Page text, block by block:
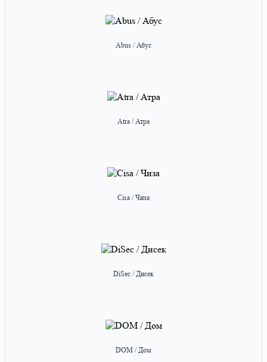
Abus / Абус
Atra / Атра
Cisa / Чиза
DiSec / Дисек
DOM / Дом